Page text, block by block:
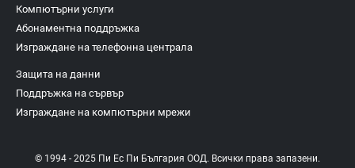
Компютърни услуги
Абонаментна поддръжка
Изграждане на телефонна централа
Защита на данни
Поддръжка на сървър
Изграждане на компютърни мрежи
© 1994 - 2025 Пи Ес Пи България ООД. Всички права запазени.